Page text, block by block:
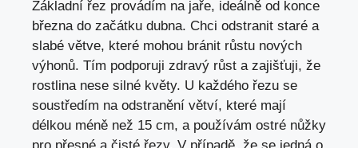
Základní řez provádím na jaře, ideálně od konce
března do začátku dubna. Chci odstranit staré a
slabé větve, které mohou bránit růstu nových
výhonů. Tím podporuji zdravý růst a zajišťuji, že
rostlina nese silné květy. U každého řezu se
soustředím na odstranění větví, které mají
délkou méně než 15 cm, a používám ostré nůžky